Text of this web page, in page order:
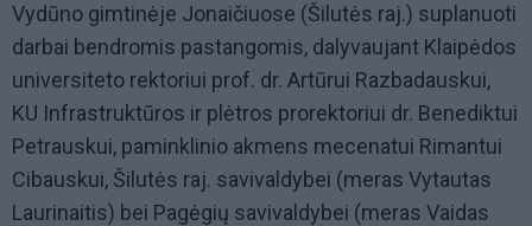
Vydūno gimtinėje Jonaičiuose (Šilutės raj.) suplanuoti
darbai bendromis pastangomis, dalyvaujant Klaipėdos
universiteto rektoriui prof. dr. Artūrui Razbadauskui,
KU Infrastruktūros ir plėtros prorektoriui dr. Benediktui
Petrauskui, paminklinio akmens mecenatui Rimantui
Cibauskui, Šilutės raj. savivaldybei (meras Vytautas
Laurinaitis) bei Pagėgių savivaldybei (meras Vaidas